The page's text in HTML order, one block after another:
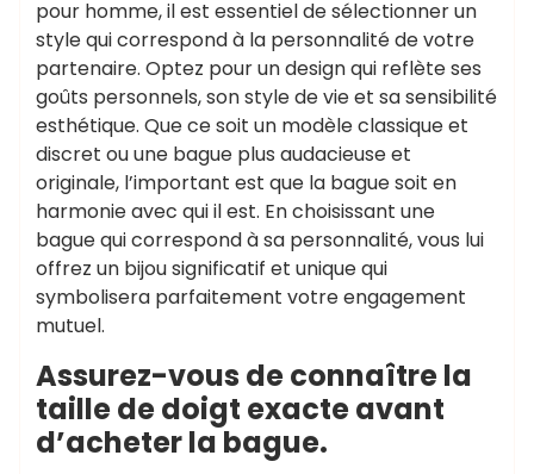
pour homme, il est essentiel de sélectionner un
style qui correspond à la personnalité de votre
partenaire. Optez pour un design qui reflète ses
goûts personnels, son style de vie et sa sensibilité
esthétique. Que ce soit un modèle classique et
discret ou une bague plus audacieuse et
originale, l’important est que la bague soit en
harmonie avec qui il est. En choisissant une
bague qui correspond à sa personnalité, vous lui
offrez un bijou significatif et unique qui
symbolisera parfaitement votre engagement
mutuel.
Assurez-vous de connaître la
taille de doigt exacte avant
d’acheter la bague.